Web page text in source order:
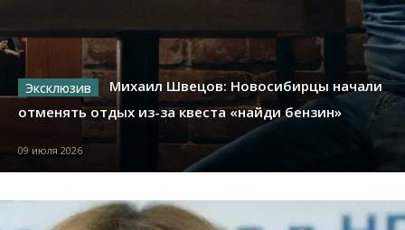
Михаил Швецов: Новосибирцы начали
отменять отдых из-за квеста «найди бензин»
09 июля 2026